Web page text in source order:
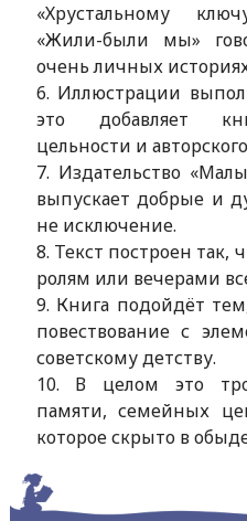
«Хрустальному
«Жили-были мы»
очень личных
6. Иллюстрации
это добавляет
цельности и
7. Издательство
выпускает добрые и
не исключение.
8. Текст построен так,
ролям или вечерами
9. Книга подойдёт
повествование с
советскому детству.
10. В целом это
памяти, семейных
которое скрыто в